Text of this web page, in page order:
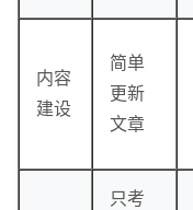
内容
建设
简单
更新
文章
只考